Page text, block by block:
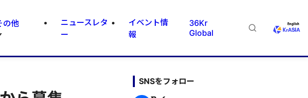
の他
ニュースレタ
ー
イベント情
報
36Kr
Global
SNSをフォロー